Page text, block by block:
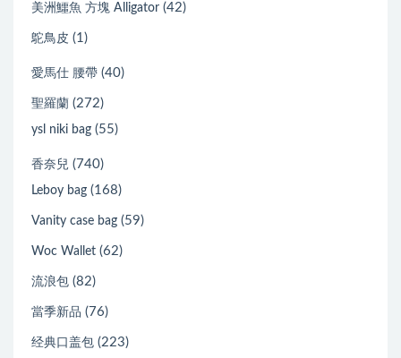
美洲鱷魚 方塊 Alligator (42)
鴕鳥皮 (1)
愛馬仕 腰帶 (40)
聖羅蘭 (272)
ysl niki bag (55)
香奈兒 (740)
Leboy bag (168)
Vanity case bag (59)
Woc Wallet (62)
流浪包 (82)
當季新品 (76)
经典口盖包 (223)